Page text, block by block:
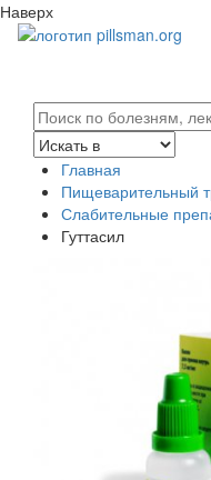
Наверх
Главная
Пищеварительный
Слабительные
Гуттасил